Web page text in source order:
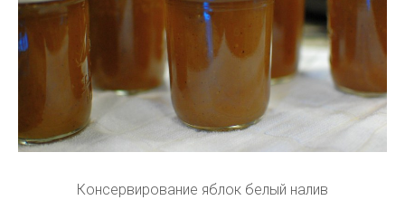
Консервирование яблок белый налив